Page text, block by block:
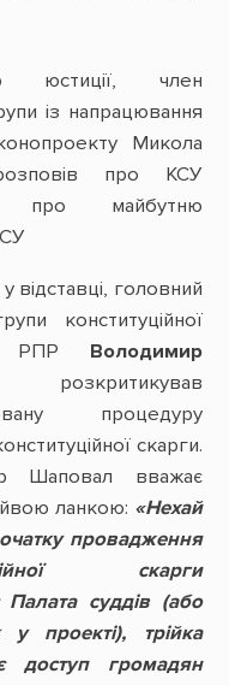
юстиції, член
із напрацювання
Микола
про КСУ
про майбутню
відставці, головний
конституційної
РПР Володимир
процедуру
скарги.
Шаповал вважає
ланкою: «Нехай
провадження
скарги
Палата суддів (або
проекті), трійка
доступ громадян